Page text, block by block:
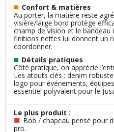
■ Confort & matières
Au porter, la matière reste
visière/large bord protège
champ de vision et le bandeau
finitions nettes lui donnent un
coordonner.
■ Détails pratiques
Côté pratique, on apprécie
Les atouts clés : denim
logo pour événements,
essentiel polyvalent pour le
Le plus produit :
■ Bob / chapeau pensé pour
pro.